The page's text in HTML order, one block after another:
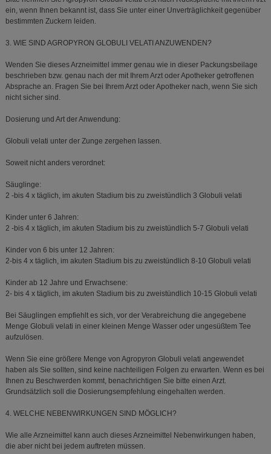
ein, wenn Ihnen bekannt ist, dass Sie unter einer Unverträglichkeit gegenüber
bestimmten Zuckern leiden.
3. WIE SIND AGROPYRON GLOBULI VELATI ANZUWENDEN?
Wenden Sie dieses Arzneimittel immer genau wie in dieser Packungsbeilage
beschrieben bzw. genau nach der mit Ihrem Arzt oder Apotheker getroffenen
Absprache an. Fragen Sie bei Ihrem Arzt oder Apotheker nach, wenn Sie sich
nicht sicher sind.
Dosierung und Art der Anwendung:
Globuli velati unter der Zunge zergehen lassen.
Soweit nicht anders verordnet:
Säuglinge:
2 -bis 4 x täglich, im akuten Stadium bis zu zweistündlich 3 Globuli velati
Kinder unter 6 Jahren:
2 -bis 4 x täglich, im akuten Stadium bis zu zweistündlich 5-7 Globuli velati
Kinder von 6 bis unter 12 Jahren:
2-bis 4 x täglich, im akuten Stadium bis zu zweistündlich 8-10 Globuli velati
Kinder ab 12 Jahre und Erwachsene:
2- bis 4 x täglich, im akuten Stadium bis zu zweistündlich 10-15 Globuli velati
Bei Säuglingen empfiehlt es sich, vor der Verabreichung die angegebene
Menge Globuli velati in einer kleinen Menge Wasser oder ungesüßtem Tee
aufzulösen.
Wenn Sie eine größere Menge von Agropyron Globuli velati angewendet
haben als Sie sollten, sind keine nachteiligen Folgen zu erwarten. Wenn es bei
Ihnen zu Beschwerden kommt, benachrichtigen Sie bitte einen Arzt.
Grundsätzlich soll die Dosierungsempfehlung eingehalten werden.
4. WELCHE NEBENWIRKUNGEN SIND MÖGLICH?
Wie alle Arzneimittel kann auch dieses Arzneimittel Nebenwirkungen haben,
die aber nicht bei jedem auftreten müssen.